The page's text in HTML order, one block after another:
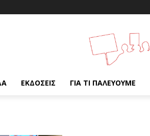
ΕΚΔΌΣΕΙΣ ΓΙΑ ΤΙ ΠΑΛΕΎΟΥΜΕ